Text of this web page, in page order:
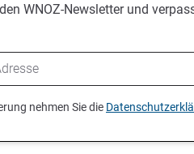
WNOZ-Newsletter und
nehmen Sie die